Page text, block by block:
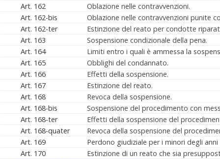
Art. 162
Oblazione nelle contravvenzioni.
Art. 162-bis
Oblazione nelle contravvenzioni punite
Art. 162-ter
Estinzione del reato per condotte
Art. 163
Sospensione condizionale della pena.
Art. 164
Limiti entro i quali è ammessa la
Art. 165
Obblighi del condannato.
Art. 166
Effetti della sospensione.
Art. 167
Estinzione del reato.
Art. 168
Revoca della sospensione.
Art. 168-bis
Sospensione del procedimento con
Art. 168-ter
Effetti della sospensione del
Art. 168-quater
Revoca della sospensione del
Art. 169
Perdono giudiziale per i minori degli
Art. 170
Estinzione di un reato che sia